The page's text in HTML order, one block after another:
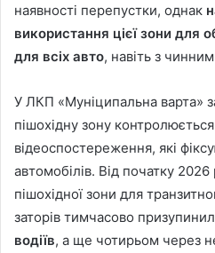
наявності перепустки, однак
використання цієї зони для
для всіх авто, навіть з
У ЛКП «Муніципальна варта»
пішохідну зону
відеоспостереження, які
автомобілів. Від початку
пішохідної зони для
заторів тимчасово
водіїв, а ще чотирьом через